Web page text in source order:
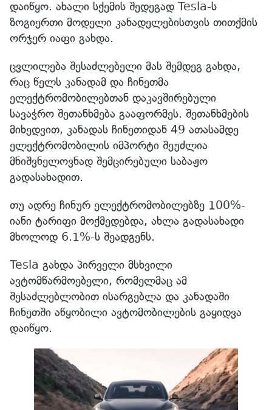
დაიწყო. ახალი სქემის შედეგად Tesla-ს
ზოგიერთი მოდელი კანადელებისთვის თითქმის
ორჯერ იაფი გახდა.
ცვლილება შესაძლებელი მას შემდეგ გახდა,
რაც წელს კანადამ და ჩინეთმა
ელექტრომობილებთან დაკავშირებული
სავაჭრო შეთანხმება გააფორმეს. შეთანხმების
მიხედვით, კანადას ჩინეთიდან 49 ათასამდე
ელექტრომობილის იმპორტი შეუძლია
მნიშვნელოვნად შემცირებული საბაჟო
გადასახადით.
თუ ადრე ჩინურ ელექტრომობილებზე 100%-
იანი ტარიფი მოქმედებდა, ახლა გადასახადი
მხოლოდ 6.1%-ს შეადგენს.
Tesla გახდა პირველი მსხვილი
ავტომწარმოებელი, რომელმაც ამ
შესაძლებლობით ისარგებლა და კანადაში
ჩინეთში აწყობილი ავტომობილების გაყიდვა
დაიწყო.